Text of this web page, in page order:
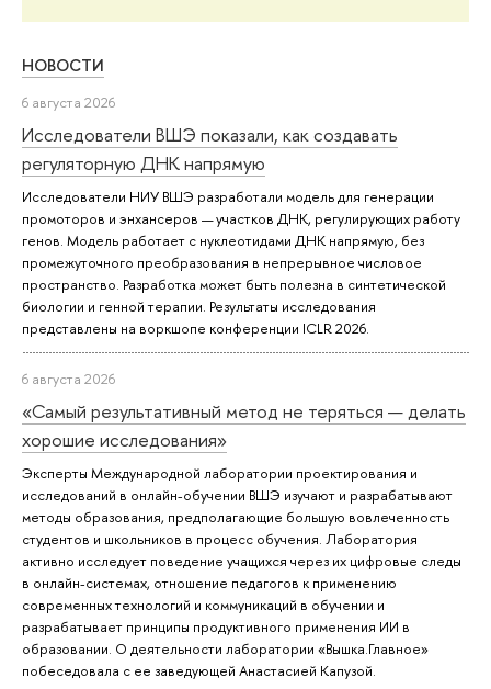
НОВОСТИ
6 августа 2026
Исследователи ВШЭ показали, как создавать
регуляторную ДНК напрямую
Исследователи НИУ ВШЭ разработали модель для генерации
промоторов и энхансеров — участков ДНК, регулирующих работу
генов. Модель работает с нуклеотидами ДНК напрямую, без
промежуточного преобразования в непрерывное числовое
пространство. Разработка может быть полезна в синтетической
биологии и генной терапии. Результаты исследования
представлены на воркшопе конференции ICLR 2026.
6 августа 2026
«Самый результативный метод не теряться — делать
хорошие исследования»
Эксперты Международной лаборатории проектирования и
исследований в онлайн-обучении ВШЭ изучают и разрабатывают
методы образования, предполагающие большую вовлеченность
студентов и школьников в процесс обучения. Лаборатория
активно исследует поведение учащихся через их цифровые следы
в онлайн-системах, отношение педагогов к применению
современных технологий и коммуникаций в обучении и
разрабатывает принципы продуктивного применения ИИ в
образовании. О деятельности лаборатории «Вышка.Главное»
побеседовала с ее заведующей Анастасией Капузой.